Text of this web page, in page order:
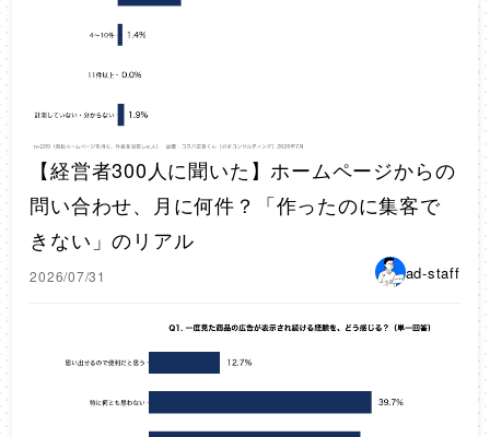
【経営者300人に聞いた】ホームページからの
問い合わせ、月に何件？「作ったのに集客で
きない」のリアル
2026/07/31 ad-staff